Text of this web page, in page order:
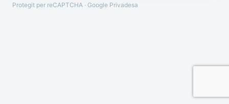
Protegit per reCAPTCHA · Google Privadesa